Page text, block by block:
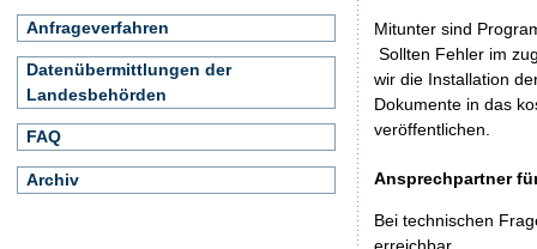
Mitunter sind
Sollten Fehler im
wir die Installation
Dokumente in das
veröffentlichen.
Ansprechpartner
Bei technischen
Anfrageverfahren
Datenübermittlungen der
Landesbehörden
FAQ
Archiv